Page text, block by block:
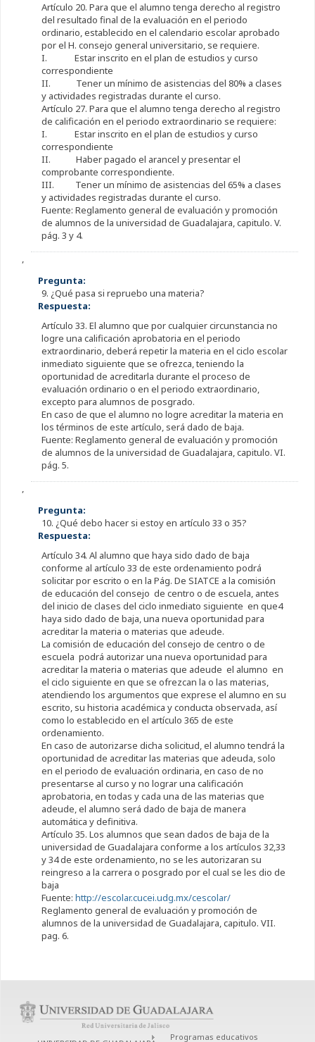
Artículo 20. Para que el alumno tenga derecho al registro
del resultado final de la evaluación en el periodo
ordinario, establecido en el calendario escolar aprobado
por el H. consejo general universitario, se requiere.
I. Estar inscrito en el plan de estudios y curso
correspondiente
II. Tener un mínimo de asistencias del 80% a clases
y actividades registradas durante el curso.
Artículo 27. Para que el alumno tenga derecho al registro
de calificación en el periodo extraordinario se requiere:
I. Estar inscrito en el plan de estudios y curso
correspondiente
II. Haber pagado el arancel y presentar el
comprobante correspondiente.
III. Tener un mínimo de asistencias del 65% a clases
y actividades registradas durante el curso.
Fuente: Reglamento general de evaluación y promoción
de alumnos de la universidad de Guadalajara, capitulo. V.
pág. 3 y 4.
,
Pregunta:
9. ¿Qué pasa si repruebo una materia?
Respuesta:
Artículo 33. El alumno que por cualquier circunstancia no
logre una calificación aprobatoria en el periodo
extraordinario, deberá repetir la materia en el ciclo escolar
inmediato siguiente que se ofrezca, teniendo la
oportunidad de acreditarla durante el proceso de
evaluación ordinario o en el periodo extraordinario,
excepto para alumnos de posgrado.
En caso de que el alumno no logre acreditar la materia en
los términos de este artículo, será dado de baja.
Fuente: Reglamento general de evaluación y promoción
de alumnos de la universidad de Guadalajara, capitulo. VI.
pág. 5.
,
Pregunta:
10. ¿Qué debo hacer si estoy en artículo 33 o 35?
Respuesta:
Artículo 34. Al alumno que haya sido dado de baja
conforme al artículo 33 de este ordenamiento podrá
solicitar por escrito o en la Pág. De SIATCE a la comisión
de educación del consejo de centro o de escuela, antes
del inicio de clases del ciclo inmediato siguiente en que4
haya sido dado de baja, una nueva oportunidad para
acreditar la materia o materias que adeude.
La comisión de educación del consejo de centro o de
escuela podrá autorizar una nueva oportunidad para
acreditar la materia o materias que adeude el alumno en
el ciclo siguiente en que se ofrezcan la o las materias,
atendiendo los argumentos que exprese el alumno en su
escrito, su historia académica y conducta observada, así
como lo establecido en el artículo 365 de este
ordenamiento.
En caso de autorizarse dicha solicitud, el alumno tendrá la
oportunidad de acreditar las materias que adeuda, solo
en el periodo de evaluación ordinaria, en caso de no
presentarse al curso y no lograr una calificación
aprobatoria, en todas y cada una de las materias que
adeude, el alumno será dado de baja de manera
automática y definitiva.
Artículo 35. Los alumnos que sean dados de baja de la
universidad de Guadalajara conforme a los artículos 32,33
y 34 de este ordenamiento, no se les autorizaran su
reingreso a la carrera o posgrado por el cual se les dio de
baja
Fuente: http://escolar.cucei.udg.mx/cescolar/
Reglamento general de evaluación y promoción de
alumnos de la universidad de Guadalajara, capitulo. VII.
pag. 6.
Programas educativos